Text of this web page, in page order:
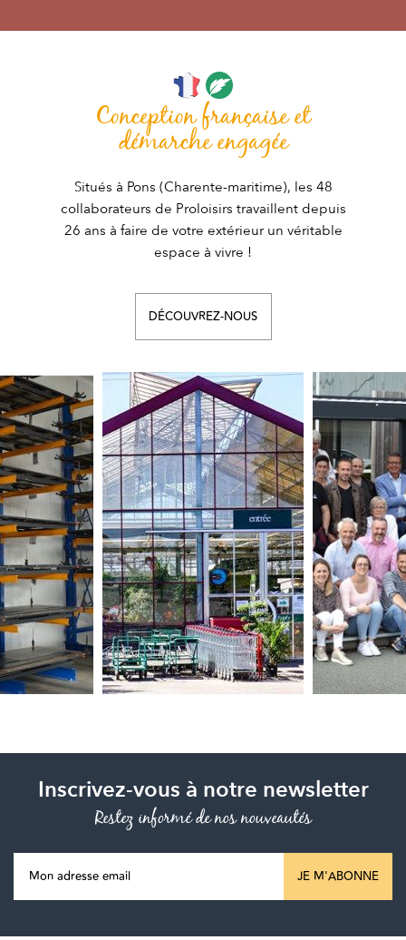
Conception française et
démarche engagée
Situés à Pons (Charente-maritime), les 48
collaborateurs de Proloisirs travaillent depuis
26 ans à faire de votre extérieur un véritable
espace à vivre !
DÉCOUVREZ-NOUS
Inscrivez-vous à notre newsletter
Restez informé de nos nouveautés
JE M'ABONNE